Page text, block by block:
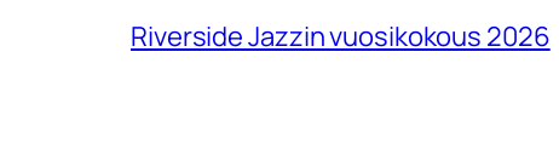
Riverside Jazzin vuosikokous 2026